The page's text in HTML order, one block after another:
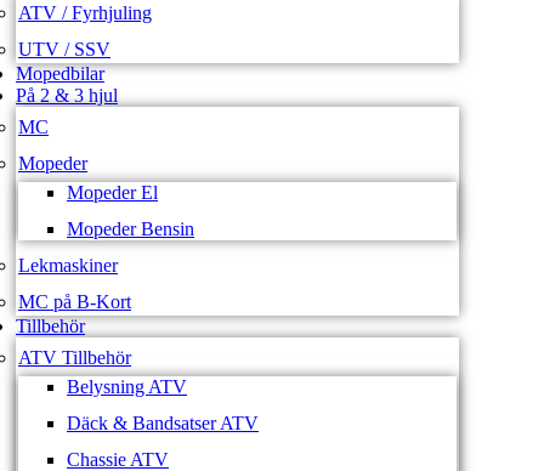
ATV / Fyrhjuling
UTV / SSV
Mopedbilar
På 2 & 3 hjul
MC
Mopeder
Mopeder El
Mopeder Bensin
Lekmaskiner
MC på B-Kort
Tillbehör
ATV Tillbehör
Belysning ATV
Däck & Bandsatser ATV
Chassie ATV